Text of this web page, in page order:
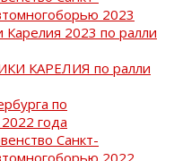
2023
Карелия 2023 по ралли
КАРЕЛИЯ по ралли
по
года
Санкт-
2022